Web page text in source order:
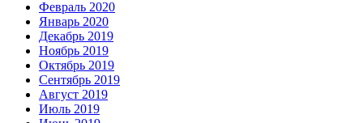
Февраль 2020
Январь 2020
Декабрь 2019
Ноябрь 2019
Октябрь 2019
Сентябрь 2019
Август 2019
Июль 2019